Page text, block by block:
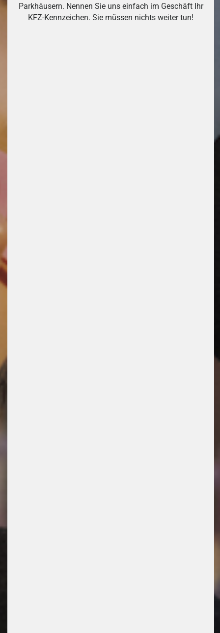
Parkhäusern. Nennen Sie uns einfach im Geschäft Ihr
KFZ-Kennzeichen. Sie müssen nichts weiter tun!